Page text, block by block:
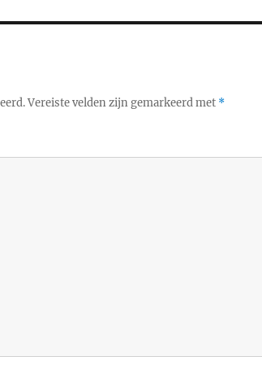
Vereiste velden zijn gemarkeerd met *